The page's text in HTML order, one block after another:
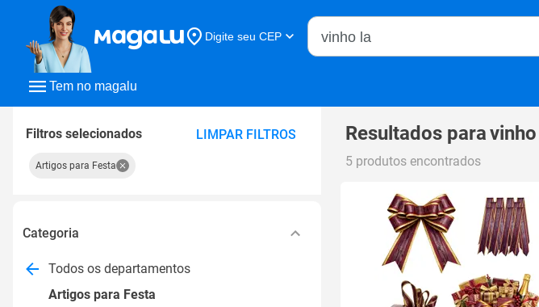
Tem no magalu
Digite seu CEP
Buscar no Magalu
Filtros selecionados LIMPAR FILTROS
Artigos para Festa
Categoria
Todos os departamentos
Artigos para Festa
Resultados para
5 produtos encontrados